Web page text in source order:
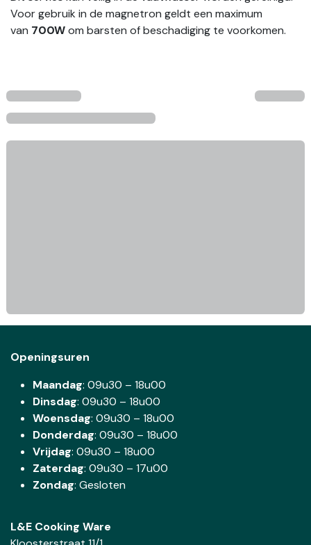
Voor gebruik in de magnetron geldt een maximum
van 700Wom barsten of beschadiging te voorkomen.
Openingsuren
Maandag: 09u30 – 18u00
Dinsdag: 09u30 – 18u00
Woensdag: 09u30 – 18u00
Donderdag: 09u30 – 18u00
Vrijdag: 09u30 – 18u00
Zaterdag: 09u30 – 17u00
Zondag: Gesloten
L&E Cooking Ware